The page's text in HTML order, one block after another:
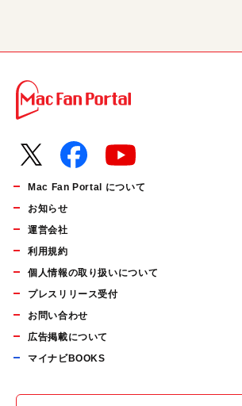
Mac Fan Portal について
お知らせ
運営会社
利用規約
個人情報の取り扱いについて
プレスリリース受付
お問い合わせ
広告掲載について
マイナビBOOKS